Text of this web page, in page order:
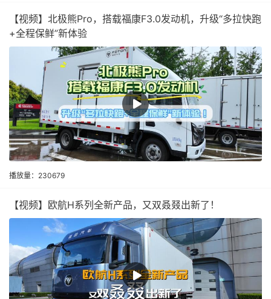
【视频】北极熊Pro，搭载福康F3.0发动机，升级“多拉快跑
+全程保鲜”新体验
播放量：230679
【视频】欧航H系列全新产品，又双叒叕出新了！